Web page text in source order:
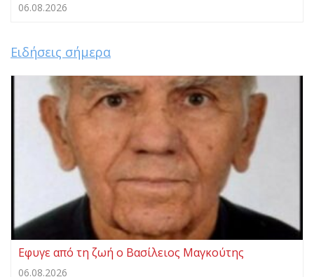
06.08.2026
Ειδήσεις σήμερα
Eφυγε από τη ζωή ο Βασίλειος Μαγκούτης
06.08.2026